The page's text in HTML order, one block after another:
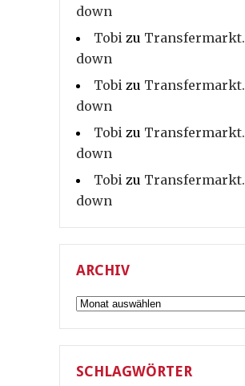
down
Tobi zu
down
Tobi zu
down
Tobi zu
down
Tobi zu
down
ARCHIV
Archiv
SCHLAGWÖRTER